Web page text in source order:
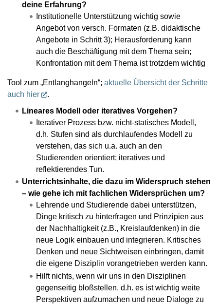
deine Erfahrung?
Institutionelle Unterstützung wichtig sowie
Angebot von versch. Formaten (z.B. didaktische
Angebote in Schritt 3); Herausforderung kann
auch die Beschäftigung mit dem Thema sein;
Konfrontation mit dem Thema ist trotzdem wichtig
Tool zum „Entlanghangeln“; aktuelle Übersicht der Schritte
auch hier
.
Lineares Modell oder iteratives Vorgehen?
Iterativer Prozess bzw. nicht-statisches Modell,
d.h. Stufen sind als durchlaufendes Modell zu
verstehen, das sich u.a. auch an den
Studierenden orientiert; iteratives und
reflektierendes Tun.
Unterrichtsinhalte, die dazu im Widerspruch stehen
– wie gehe ich mit fachlichen Widersprüchen um?
Lehrende und Studierende dabei unterstützen,
Dinge kritisch zu hinterfragen und Prinzipien aus
der Nachhaltigkeit (z.B., Kreislaufdenken) in die
neue Logik einbauen und integrieren. Kritisches
Denken und neue Sichtweisen einbringen, damit
die eigene Disziplin vorangetrieben werden kann.
Hilft nichts, wenn wir uns in den Disziplinen
gegenseitig bloßstellen, d.h. es ist wichtig weite
Perspektiven aufzumachen und neue Dialoge zu